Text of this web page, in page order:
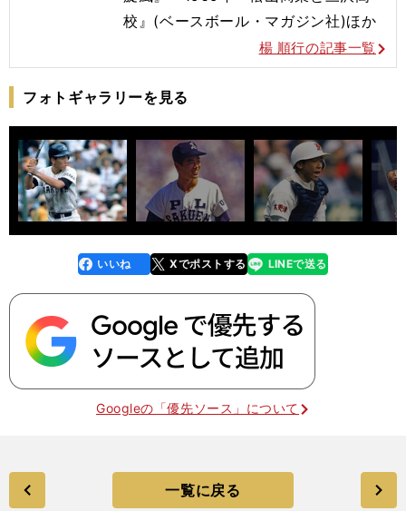
校』(ベースボール・マガジン社)ほか
楊 順行の記事一覧
フォトギャラリーを見る
faceboo
k
いいね Xでポストする
line LINEで送る
Googleの「優先ソース」について
一覧に戻る